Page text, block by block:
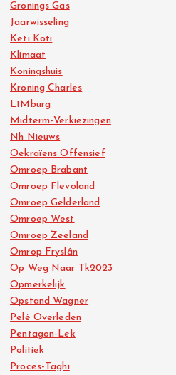
Gronings Gas
Jaarwisseling
Keti Koti
Klimaat
Koningshuis
Kroning Charles
L1Mburg
Midterm-Verkiezingen
Nh Nieuws
Oekraïens Offensief
Omroep Brabant
Omroep Flevoland
Omroep Gelderland
Omroep West
Omroep Zeeland
Omrop Fryslân
Op Weg Naar Tk2023
Opmerkelijk
Opstand Wagner
Pelé Overleden
Pentagon-Lek
Politiek
Proces-Taghi